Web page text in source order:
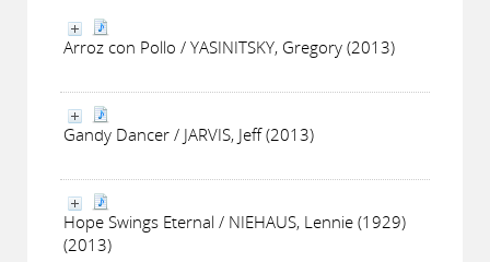
Arroz con Pollo / YASINITSKY, Gregory (2013)
Gandy Dancer / JARVIS, Jeff (2013)
Hope Swings Eternal / NIEHAUS, Lennie (1929)
(2013)